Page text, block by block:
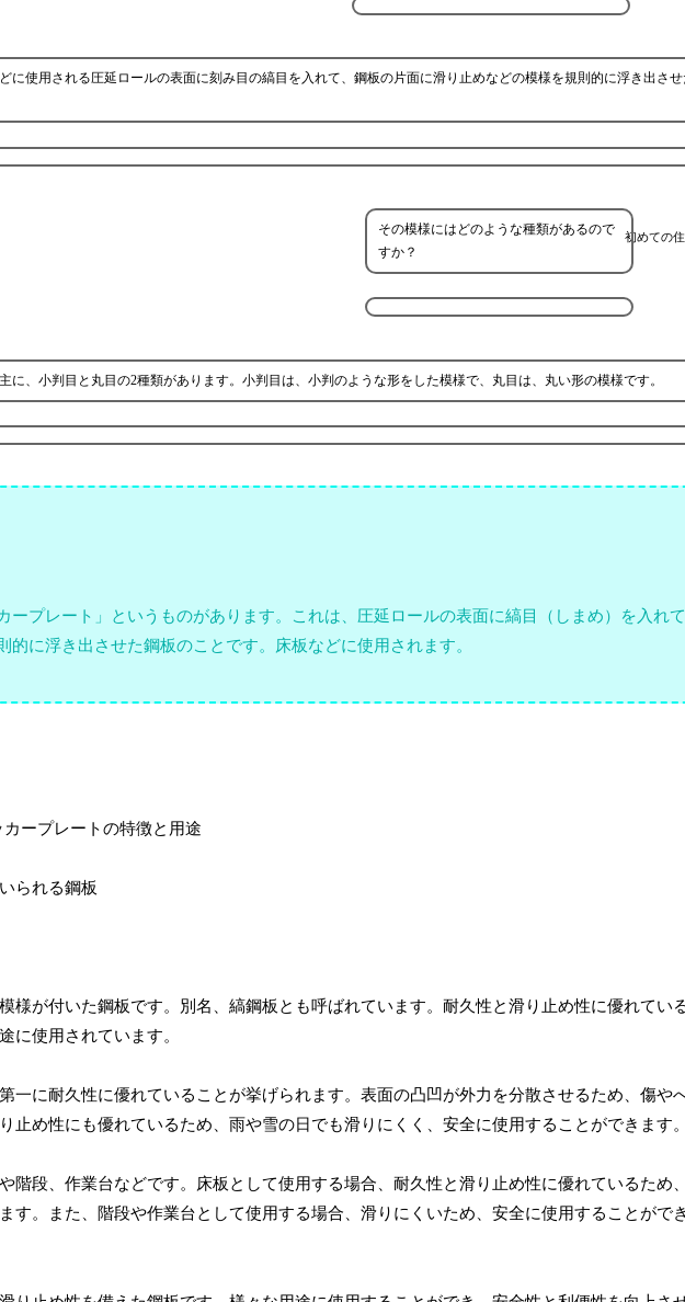
に使用される圧延ロールの表面に刻み目の縞目を入れて、鋼板の片面に滑り止めなどの模様を規則的に浮き出さ
初めての
その模様にはどのような種類があるので
すか？
に、小判目と丸目の2種類があります。小判目は、小判のような形をした模様で、丸目は、丸い形の模様です。
ープレート」というものがあります。これは、圧延ロールの表面に縞目（しまめ）を入れ
に浮き出させた鋼板のことです。床板などに使用されます。
られる鋼板
様が付いた鋼板です。別名、縞鋼板とも呼ばれています。耐久性と滑り止め性に優れてい
に使用されています。
一に耐久性に優れていることが挙げられます。表面の凸凹が外力を分散させるため、傷や
止め性にも優れているため、雨や雪の日でも滑りにくく、安全に使用することができます
階段、作業台などです。床板として使用する場合、耐久性と滑り止め性に優れているため
す。また、階段や作業台として使用する場合、滑りにくいため、安全に使用することがで